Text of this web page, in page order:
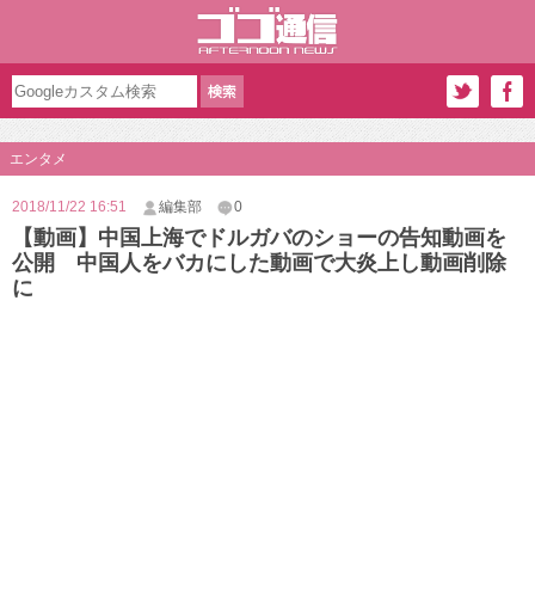
エンタメ
2018/11/22 16:51 編集部 0
【動画】中国上海でドルガバのショーの告知動画を
公開 中国人をバカにした動画で大炎上し動画削除
に